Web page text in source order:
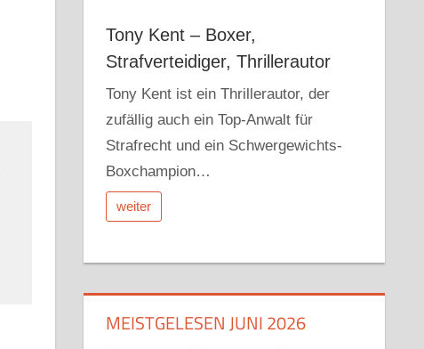
Tony Kent – Boxer,
Strafverteidiger, Thrillerautor
Tony Kent ist ein Thrillerautor, der
zufällig auch ein Top-Anwalt für
Strafrecht und ein Schwergewichts-
Boxchampion…
weiter
MEISTGELESEN JUNI 2026